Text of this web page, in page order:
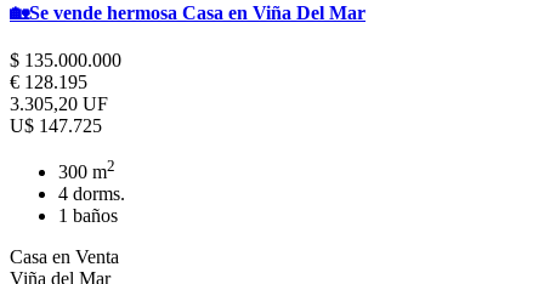
🏡Se vende hermosa Casa en Viña Del Mar
$ 135.000.000
€ 128.195
3.305,20 UF
U$ 147.725
300 m2
4 dorms.
1 baños
Casa en Venta
Viña del Mar